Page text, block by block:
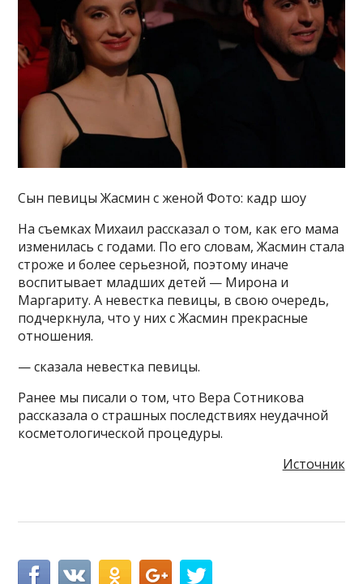
Сын певицы Жасмин с женой Фото: кадр шоу
На съемках Михаил рассказал о том, как его мама
изменилась с годами. По его словам, Жасмин стала
строже и более серьезной, поэтому иначе
воспитывает младших детей — Мирона и
Маргариту. А невестка певицы, в свою очередь,
подчеркнула, что у них с Жасмин прекрасные
отношения.
— сказала невестка певицы.
Ранее мы писали о том, что Вера Сотникова
рассказала о страшных последствиях неудачной
косметологической процедуры.
Источник